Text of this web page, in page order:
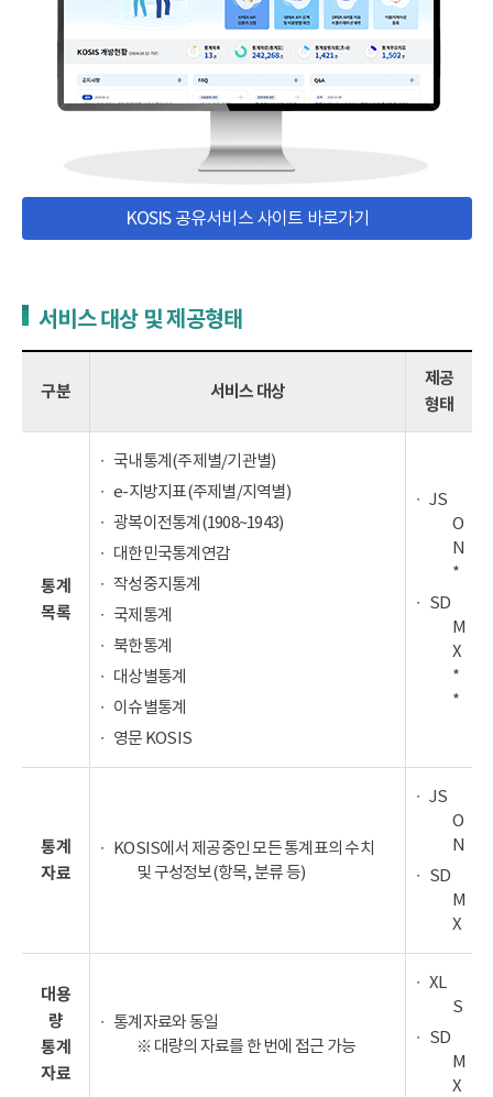
KOSIS 공유서비스 사이트 바로가기
서비스 대상 및 제공형태
구분 서비스 대상
제공
형태
통계
목록
국내통계(주제별/기관별)
e-지방지표(주제별/지역별)
광복이전통계(1908~1943)
대한민국통계연감
작성중지통계
국제통계
북한통계
대상별통계
이슈별통계
영문 KOSIS
JS
O
N
*
SD
M
X
*
*
통계
자료
KOSIS에서 제공중인 모든 통계표의 수치
및 구성정보(항목, 분류 등)
JS
O
N
SD
M
X
대용
량
통계
자료
통계자료와 동일
※ 대량의 자료를 한 번에 접근 가능
XL
S
SD
M
X